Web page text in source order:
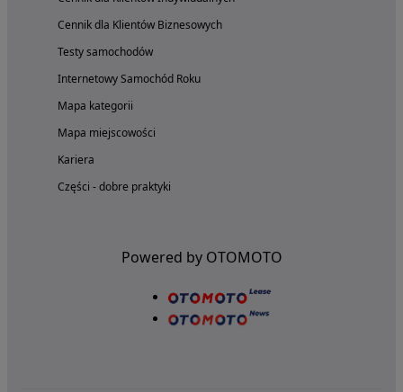
Cennik dla Klientów Biznesowych
Testy samochodów
Internetowy Samochód Roku
Mapa kategorii
Mapa miejscowości
Kariera
Części - dobre praktyki
Powered by OTOMOTO